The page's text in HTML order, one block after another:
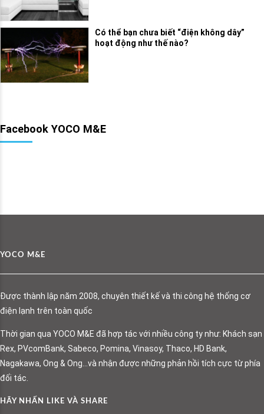
Có thể bạn chưa biết “điện không dây”
hoạt động như thế nào?
Facebook YOCO M&E
YOCO M&E
Được thành lập năm 2008, chuyên thiết kế và thi công hệ thống cơ
điện lạnh trên toàn quốc
Thời gian qua YOCO M&E đã hợp tác với nhiều công ty như: Khách sạn
Rex, PVcomBank, Sabeco, Pomina, Vinasoy, Thaco, HD Bank,
Nagakawa, Ong & Ong…và nhận được những phản hồi tích cực từ phía
đối tác.
HÃY NHẤN LIKE VÀ SHARE